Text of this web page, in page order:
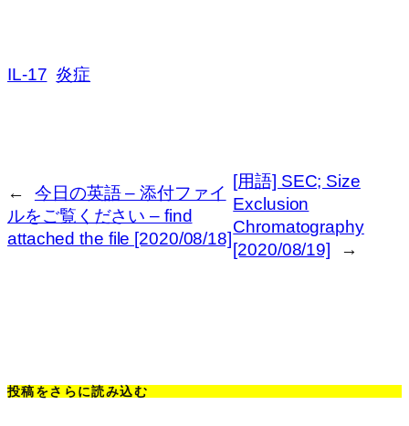
IL-17 炎症
←
今日の英語 – 添付ファイ
ルをご覧ください – find
attached the file [2020/08/18]
[用語] SEC; Size
Exclusion
Chromatography
[2020/08/19]
→
投稿をさらに読み込む